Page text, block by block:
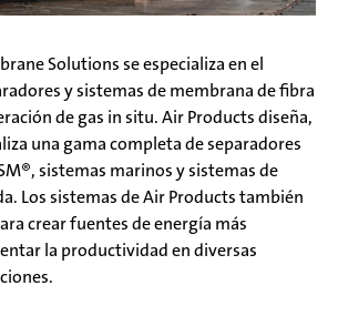
Solutions se especializa en el
y sistemas de membrana de fibra
de gas in situ. Air Products diseña,
una gama completa de separadores
sistemas marinos y sistemas de
Los sistemas de Air Products también
crear fuentes de energía más
la productividad en diversas